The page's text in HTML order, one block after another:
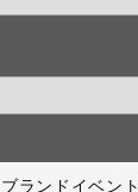
ブランド イベント